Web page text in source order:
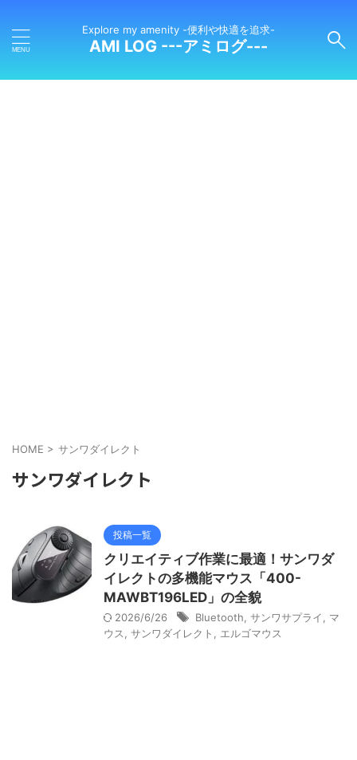
Explore my amenity -便利や快適を追求-
AMI LOG ---アミログ---
HOME > サンワダイレクト
サンワダイレクト
投稿一覧
クリエイティブ作業に最適！サンワダ
イレクトの多機能マウス「400-
MAWBT196LED」の全貌
2026/6/26 Bluetooth サンワサプライ
マ
ウス
サンワダイレクト エルゴマウス